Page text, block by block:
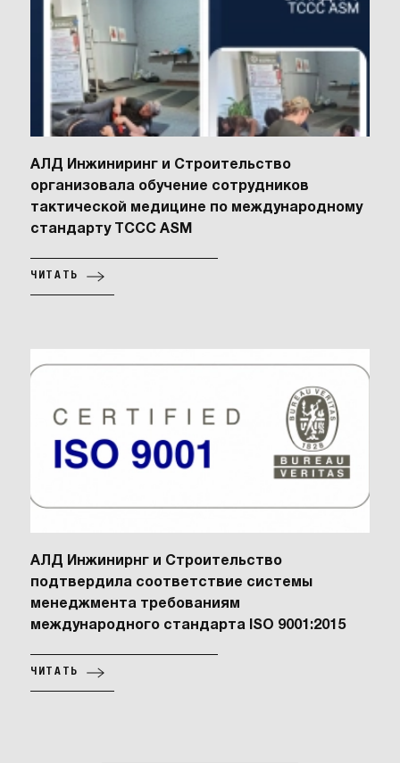
АЛД Инжиниринг и Строительство
организовала обучение сотрудников
тактической медицине по международному
стандарту TCCC ASM
ЧИТАТЬ
АЛД Инжинирнг и Строительство
подтвердила соответствие системы
менеджмента требованиям
международного стандарта ISO 9001:2015
ЧИТАТЬ